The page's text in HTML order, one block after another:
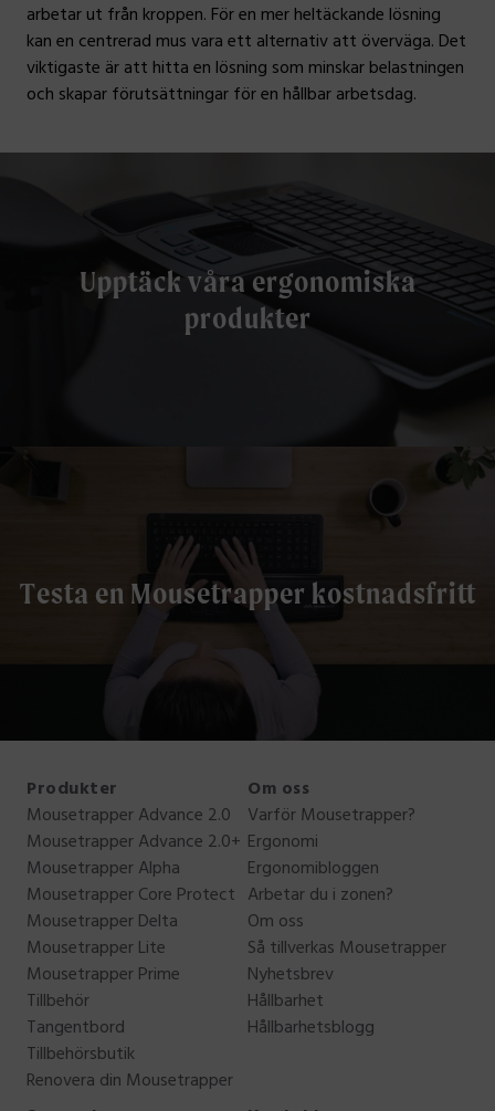
arbetar ut från kroppen. För en mer heltäckande lösning
kan en centrerad mus vara ett alternativ att överväga. Det
viktigaste är att hitta en lösning som minskar belastningen
och skapar förutsättningar för en hållbar arbetsdag.
Upptäck våra ergonomiska
produkter
Testa en Mousetrapper kostnadsfritt
Produkter
Mousetrapper Advance 2.0
Mousetrapper Advance 2.0+
Mousetrapper Alpha
Mousetrapper Core Protect
Mousetrapper Delta
Mousetrapper Lite
Mousetrapper Prime
Tillbehör
Tangentbord
Tillbehörsbutik
Renovera din Mousetrapper
Om oss
Varför Mousetrapper?
Ergonomi
Ergonomibloggen
Arbetar du i zonen?
Om oss
Så tillverkas Mousetrapper
Nyhetsbrev
Hållbarhet
Hållbarhetsblogg